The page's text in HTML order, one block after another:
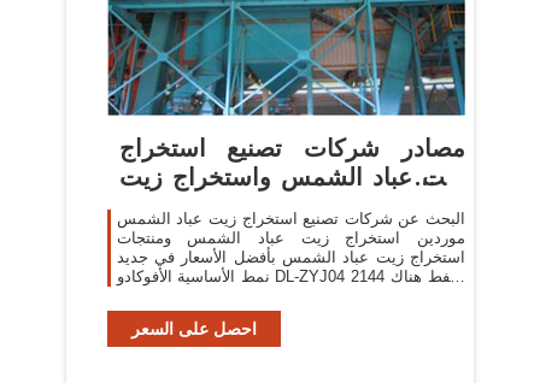
مصادر شركات تصنيع استخراج
زيت عباد الشمس واستخراج زيت
البحث عن شركات تصنيع استخراج زيت عباد الشمس
موردين استخراج زيت عباد الشمس ومنتجات
استخراج زيت عباد الشمس بأفضل الأسعار في جديد
نمط الأساسية الأفوكادو DL-ZYJ04 النفط هناك 2144
احصل على السعر